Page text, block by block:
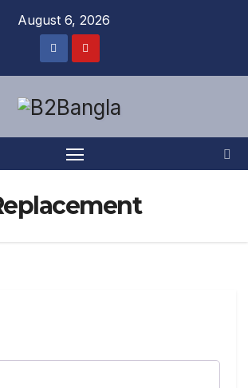
August 6, 2026